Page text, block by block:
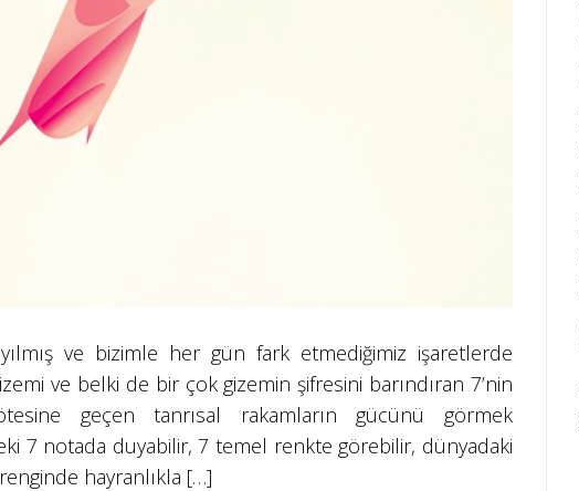
ve bizimle her gün fark etmediğimiz işaretlerde
ve belki de bir çok gizemin şifresini barındıran 7’nin
geçen tanrısal rakamların gücünü görmek
7 notada duyabilir, 7 temel renkte görebilir, dünyadaki
hayranlıkla […]